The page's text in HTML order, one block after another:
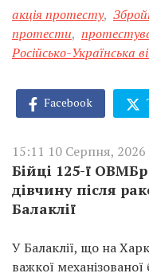
акція протесту,
протести,
Російсько-Українська
Facebook
15:11 10 Серпня, 2026
Бійці 125-ї
дівчину після
Балаклії
У Балаклії, що на
важкої